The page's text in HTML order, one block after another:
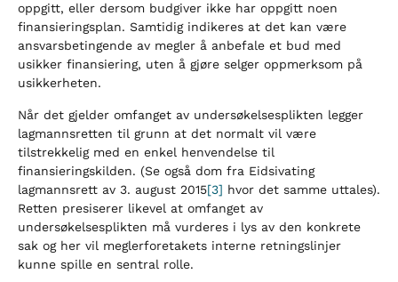
oppgitt, eller dersom budgiver ikke har oppgitt noen
finansieringsplan. Samtidig indikeres at det kan være
ansvarsbetingende av megler å anbefale et bud med
usikker finansiering, uten å gjøre selger oppmerksom på
usikkerheten.
Når det gjelder omfanget av undersøkelsesplikten legger
lagmannsretten til grunn at det normalt vil være
tilstrekkelig med en enkel henvendelse til
finansieringskilden. (Se også dom fra Eidsivating
lagmannsrett av 3. august 2015[3] hvor det samme uttales).
Retten presiserer likevel at omfanget av
undersøkelsesplikten må vurderes i lys av den konkrete
sak og her vil meglerforetakets interne retningslinjer
kunne spille en sentral rolle.